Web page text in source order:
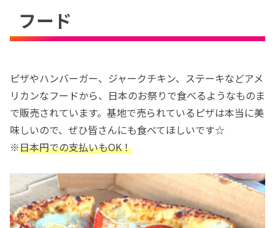
フード
ピザやハンバーガー、ジャークチキン、ステーキなどアメ
リカンなフードから、日本のお祭りで食べるようなものま
で販売されています。基地で売られているピザは本当に美
味しいので、ぜひ皆さんにも食べてほしいです☆
※日本円での支払いもOK！